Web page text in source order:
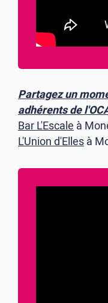
Partagez un
adhérents de
Bar L'Escaleà
L'Union d'Ellesà